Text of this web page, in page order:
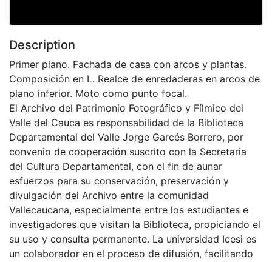
Description
Primer plano. Fachada de casa con arcos y plantas.
Composición en L. Realce de enredaderas en arcos de
plano inferior. Moto como punto focal.
El Archivo del Patrimonio Fotográfico y Fílmico del
Valle del Cauca es responsabilidad de la Biblioteca
Departamental del Valle Jorge Garcés Borrero, por
convenio de cooperación suscrito con la Secretaria
del Cultura Departamental, con el fin de aunar
esfuerzos para su conservación, preservación y
divulgación del Archivo entre la comunidad
Vallecaucana, especialmente entre los estudiantes e
investigadores que visitan la Biblioteca, propiciando el
su uso y consulta permanente. La universidad Icesi es
un colaborador en el proceso de difusión, facilitando